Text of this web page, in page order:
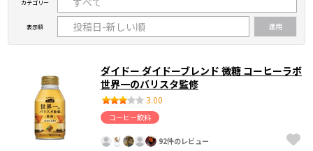
カテゴリー
表示順
ダイドー ダイドーブレンド 微糖 コーヒーラボ
世界一のバリスタ監修
3.00
コーヒー飲料
92件のレビュー